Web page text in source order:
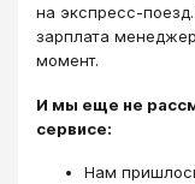
на экспресс-
зарплата
момент.
И мы еще не
сервисе:
Нам